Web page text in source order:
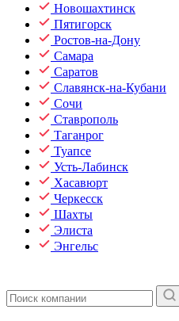
Новошахтинск
Пятигорск
Ростов-на-Дону
Самара
Саратов
Славянск-на-Кубани
Сочи
Ставрополь
Таганрог
Туапсе
Усть-Лабинск
Хасавюрт
Черкесск
Шахты
Элиста
Энгельс